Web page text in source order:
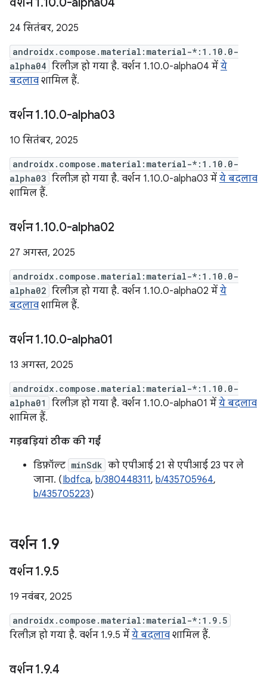
24 सितंबर, 2025
androidx.compose.material:material-*:1.10.0-
alpha04 रिलीज़ हो गया है. वर्शन 1.10.0-alpha04 में ये
बदलाव शामिल हैं.
वर्शन 1.10.0-alpha03
10 सितंबर, 2025
androidx.compose.material:material-*:1.10.0-
alpha03 रिलीज़ हो गया है. वर्शन 1.10.0-alpha03 में ये बदलाव
शामिल हैं.
वर्शन 1.10.0-alpha02
27 अगस्त, 2025
androidx.compose.material:material-*:1.10.0-
alpha02 रिलीज़ हो गया है. वर्शन 1.10.0-alpha02 में ये
बदलाव शामिल हैं.
वर्शन 1.10.0-alpha01
13 अगस्त, 2025
androidx.compose.material:material-*:1.10.0-
alpha01
रिलीज़ हो गया है. वर्शन 1.10.0-alpha01 में ये बदलाव
शामिल हैं.
गड़बड़ियां ठीक की गईं
डिफ़ॉल्ट minSdk को एपीआई 21 से एपीआई 23 पर ले
जाना. (Ibdfca, b/380448311, b/435705964,
b/435705223)
वर्शन 1.9
वर्शन 1.9.5
19 नवंबर, 2025
androidx.compose.material:material-*:1.9.5
रिलीज़ हो गया है. वर्शन 1.9.5 में ये बदलाव शामिल हैं.
वर्शन 1.9.4